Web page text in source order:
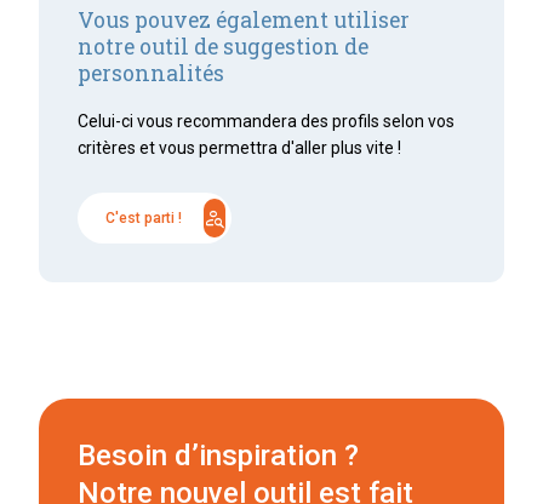
Vous pouvez également utiliser
notre outil de suggestion de
personnalités
Celui-ci vous recommandera des profils selon vos
critères et vous permettra d'aller plus vite !
C'est parti ! person_search
Besoin d’inspiration ?
Notre nouvel outil est fait